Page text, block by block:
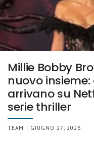
Millie Bobby
nuovo
arrivano su
serie thriller
TEAM | GIUGNO 27, 2026